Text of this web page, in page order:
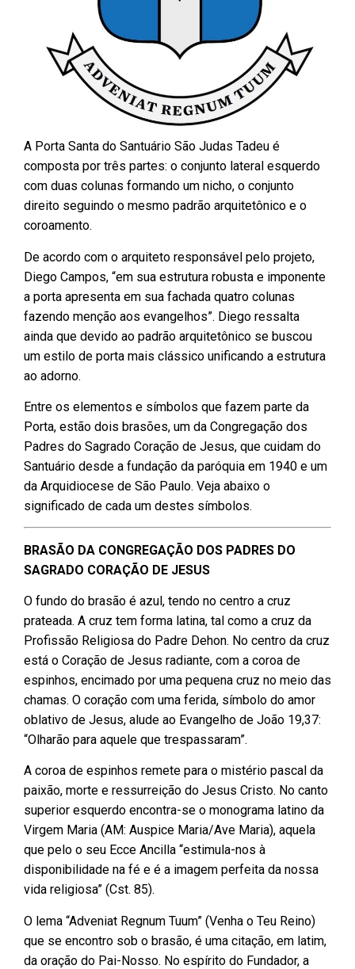
A Porta Santa do Santuário São Judas Tadeu é
composta por três partes: o conjunto lateral esquerdo
com duas colunas formando um nicho, o conjunto
direito seguindo o mesmo padrão arquitetônico e o
coroamento.
De acordo com o arquiteto responsável pelo projeto,
Diego Campos, “em sua estrutura robusta e imponente
a porta apresenta em sua fachada quatro colunas
fazendo menção aos evangelhos”. Diego ressalta
ainda que devido ao padrão arquitetônico se buscou
um estilo de porta mais clássico unificando a estrutura
ao adorno.
Entre os elementos e símbolos que fazem parte da
Porta, estão dois brasões, um da Congregação dos
Padres do Sagrado Coração de Jesus, que cuidam do
Santuário desde a fundação da paróquia em 1940 e um
da Arquidiocese de São Paulo. Veja abaixo o
significado de cada um destes símbolos.
BRASÃO DA CONGREGAÇÃO DOS PADRES DO
SAGRADO CORAÇÃO DE JESUS
O fundo do brasão é azul, tendo no centro a cruz
prateada. A cruz tem forma latina, tal como a cruz da
Profissão Religiosa do Padre Dehon. No centro da cruz
está o Coração de Jesus radiante, com a coroa de
espinhos, encimado por uma pequena cruz no meio das
chamas. O coração com uma ferida, símbolo do amor
oblativo de Jesus, alude ao Evangelho de João 19,37:
“Olharão para aquele que trespassaram”.
A coroa de espinhos remete para o mistério pascal da
paixão, morte e ressurreição do Jesus Cristo. No canto
superior esquerdo encontra-se o monograma latino da
Virgem Maria (AM: Auspice Maria/Ave Maria), aquela
que pelo o seu Ecce Ancilla “estimula-nos à
disponibilidade na fé e é a imagem perfeita da nossa
vida religiosa” (Cst. 85).
O lema “Adveniat Regnum Tuum” (Venha o Teu Reino)
que se encontro sob o brasão, é uma citação, em latim,
da oração do Pai-Nosso. No espírito do Fundador, a